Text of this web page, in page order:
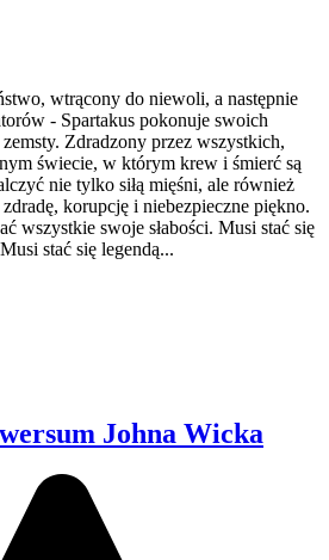
wtrącony do niewoli, a następnie
- Spartakus pokonuje swoich
Zdradzony przez wszystkich,
świecie, w którym krew i śmierć są
nie tylko siłą mięśni, ale również
korupcję i niebezpieczne piękno.
wszystkie swoje słabości. Musi stać się
stać się legendą...
Johna Wicka